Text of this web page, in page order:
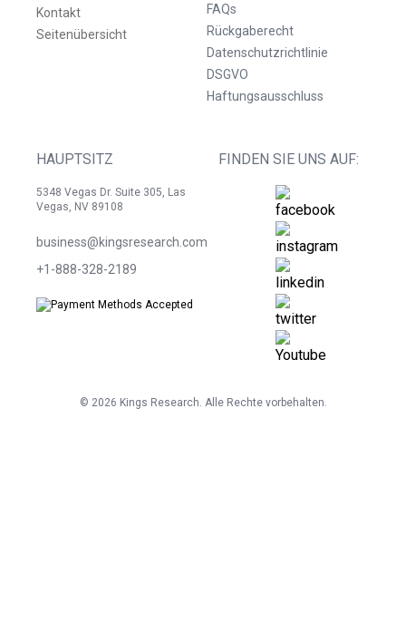
Kontakt
Seitenübersicht
FAQs
Rückgaberecht
Datenschutzrichtlinie
DSGVO
Haftungsausschluss
HAUPTSITZ
5348 Vegas Dr. Suite 305, Las
Vegas, NV 89108
business@kingsresearch.com
+1-888-328-2189
FINDEN SIE UNS AUF:
© 2026 Kings Research. Alle Rechte vorbehalten.